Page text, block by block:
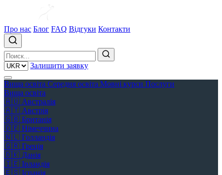
Про нас Блог FAQ Відгуки Контакти
Залишити заявку
Вища освіта Середня освіта Мовні курси Послуги
Вища освіта
🇦🇺 Австралія
🇦🇹 Австрія
🇬🇧 Британія
🇩🇪 Німеччина
🇳🇱 Голландія
🇬🇷 Греція
🇩🇰 Данія
🇮🇪 Ірландія
🇪🇸 Іспанія